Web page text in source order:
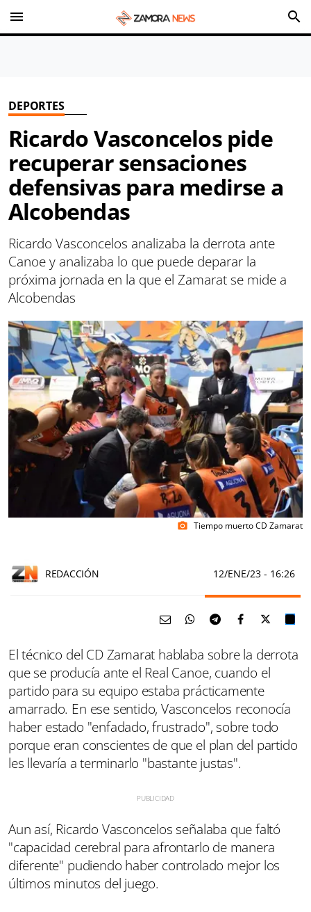
menu search
DEPORTES
Ricardo Vasconcelos pide
recuperar sensaciones
defensivas para medirse a
Alcobendas
Ricardo Vasconcelos analizaba la derrota ante
Canoe y analizaba lo que puede deparar la
próxima jornada en la que el Zamarat se mide a
Alcobendas
photo_camera Tiempo muerto CD Zamarat
REDACCIÓN 12/ENE/23 - 16:26
El técnico del CD Zamarat hablaba sobre la derrota
que se producía ante el Real Canoe, cuando el
partido para su equipo estaba prácticamente
amarrado. En ese sentido, Vasconcelos reconocía
haber estado "enfadado, frustrado", sobre todo
porque eran conscientes de que el plan del partido
les llevaría a terminarlo "bastante justas".
Aun así, Ricardo Vasconcelos señalaba que faltó
"capacidad cerebral para afrontarlo de manera
diferente" pudiendo haber controlado mejor los
últimos minutos del juego.